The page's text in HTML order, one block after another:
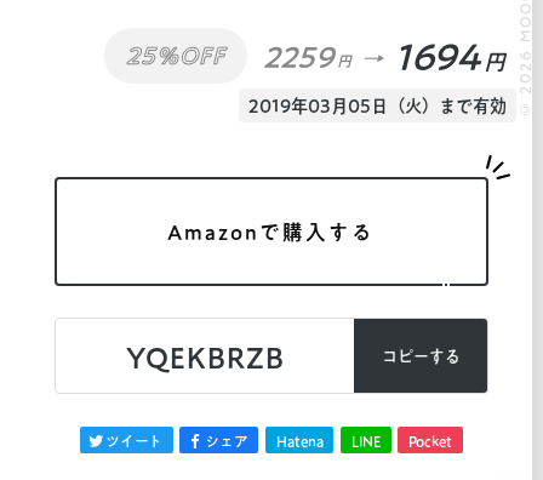
25%OFF 2259 円 1694 円
2019年03月05日（火）まで有効
Amazonで購入する
YQEKBRZB コピーする
ツイート シェア Hatena LINE Pocket
© 2026 MOOOII.